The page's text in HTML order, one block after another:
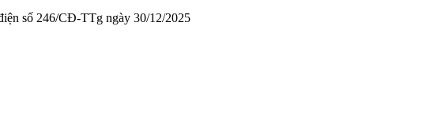
số 246/CĐ-TTg ngày 30/12/2025